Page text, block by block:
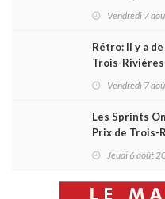
Vendredi 7
Rétro: Il y a
Trois-
Vendredi 7
Les Sprints
Prix de Trois-
Jeudi 6 août